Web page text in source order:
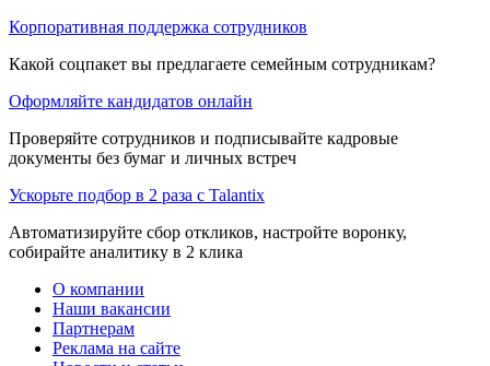
Корпоративная поддержка сотрудников
Какой соцпакет вы предлагаете семейным сотрудникам?
Оформляйте кандидатов онлайн
Проверяйте сотрудников и подписывайте кадровые
документы без бумаг и личных встреч
Ускорьте подбор в 2 раза с Talantix
Автоматизируйте сбор откликов, настройте воронку,
собирайте аналитику в 2 клика
О компании
Наши вакансии
Партнерам
Реклама на сайте